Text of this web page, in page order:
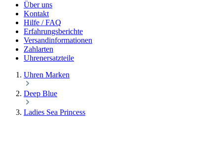
Über uns
Kontakt
Hilfe / FAQ
Erfahrungsberichte
Versandinformationen
Zahlarten
Uhrenersatzteile
Uhren Marken
Deep Blue
Ladies Sea Princess